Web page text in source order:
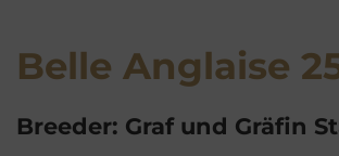
Belle Anglaise
Breeder: Graf und Gräfin